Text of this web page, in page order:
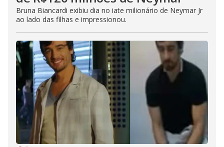
Bruna Biancardi exibiu dia no iate milionário de Neymar Jr
ao lado das filhas e impressionou.